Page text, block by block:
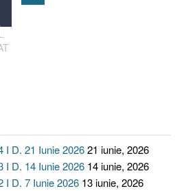
I D. 21 Iunie 202621 iunie, 2026
I D. 14 Iunie 2026 14 iunie, 2026
I D. 7 Iunie 2026 13 iunie, 2026